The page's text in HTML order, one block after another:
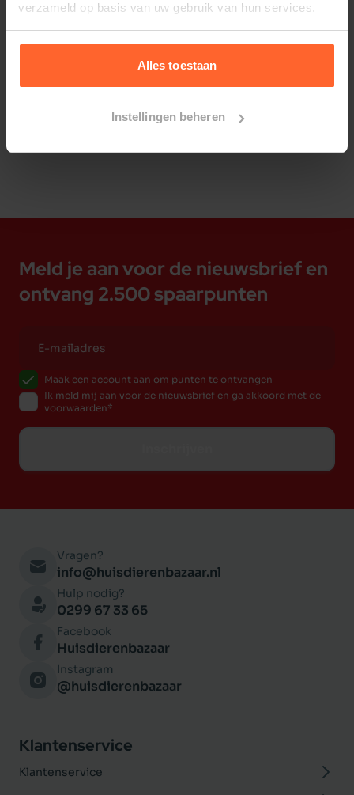
verzameld op basis van uw gebruik van hun services.
Alles toestaan
Instellingen beheren
moderne kleurstellingen.
Meld je aan voor de nieuwsbrief en
ontvang 2.500 spaarpunten
Maak een account aan om punten te ontvangen
Ik meld mij aan voor de nieuwsbrief en ga akkoord met de
voorwaarden
Vragen?
info@huisdierenbazaar.nl
Hulp nodig?
0299 67 33 65
Facebook
Huisdierenbazaar
Instagram
@huisdierenbazaar
Klantenservice
Klantenservice